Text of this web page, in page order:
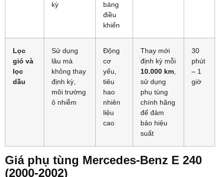
kỳ
bảng
điều
khiển
Lọc
gió và
lọc
dầu
Sử dụng
lâu mà
không thay
định kỳ,
môi trường
ô nhiễm
Động
cơ
yếu,
tiêu
hao
nhiên
liệu
cao
Thay mới
định kỳ mỗi
10.000 km,
sử dụng
phụ tùng
chính hãng
để đảm
bảo hiệu
suất
30
phút
– 1
giờ
Giá phụ tùng Mercedes-Benz E 240
(2000-2002)